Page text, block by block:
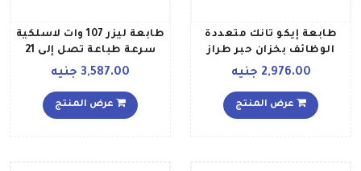
طابعة إيكو تانك متعددة
الوظائف بخزان حبر طراز
L3110 أسود
2,976.00 جنيه
عرض المنتج
طابعة ليزر 107 وات لاسلكية
سرعة طباعة تصل إلى 21
صفحة في الدقيقة 4ZB78A
3,587.00 جنيه
عرض المنتج